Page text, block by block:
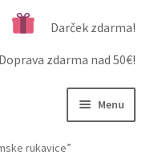
Darček zdarma!
Doprava zdarma nad 50€!
Menu
rukavice”